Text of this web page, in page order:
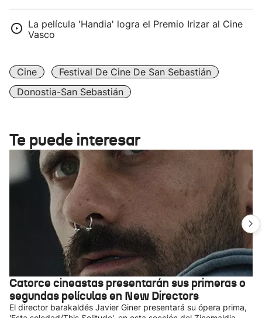
La película 'Handia' logra el Premio Irizar al Cine
Vasco
Cine
Festival De Cine De San Sebastián
Donostia-San Sebastián
Te puede interesar
Catorce cineastas presentarán sus primeras o
segundas películas en New Directors
El director barakaldés Javier Giner presentará su ópera prima,